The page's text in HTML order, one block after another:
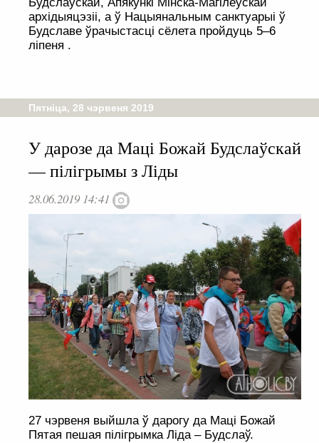
Будслаўскай, Апякункі Мінска-Магілёўскай
архідыяцэзіі, а ў Нацыянальным санктуарыі ў
Будславе ўрачыстасці сёлета пройдуць 5–6
ліпеня .
Пятніца, 28 чэрвеня 2019
У дарозе да Маці Божай Будслаўскай
— пілігрымы з Ліды
28.06.2019 14:41
27 чэрвеня выйшла ў дарогу да Маці Божай
Пятая пешая пілігрымка Ліда – Будслаў.